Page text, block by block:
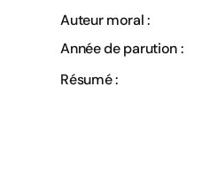
Auteur moral :
Année de parution :
Résumé :